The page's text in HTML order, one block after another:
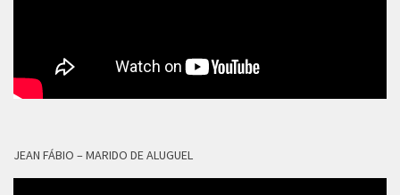
JEAN FÁBIO – MARIDO DE ALUGUEL